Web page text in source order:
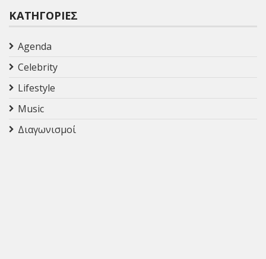
ΚΑΤΗΓΟΡΊΕΣ
Agenda
Celebrity
Lifestyle
Music
Διαγωνισμοί